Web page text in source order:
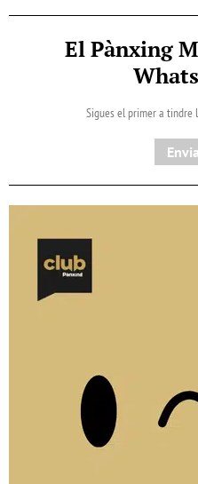
El Pànxing
Sigues el primer a tindre